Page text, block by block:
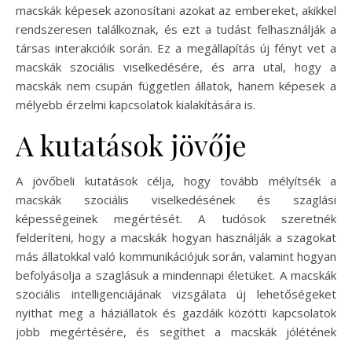
macskák képesek azonosítani azokat az embereket, akikkel
rendszeresen találkoznak, és ezt a tudást felhasználják a
társas interakcióik során. Ez a megállapítás új fényt vet a
macskák szociális viselkedésére, és arra utal, hogy a
macskák nem csupán független állatok, hanem képesek a
mélyebb érzelmi kapcsolatok kialakítására is.
A kutatások jövője
A jövőbeli kutatások célja, hogy tovább mélyítsék a
macskák szociális viselkedésének és szaglási
képességeinek megértését. A tudósok szeretnék
felderíteni, hogy a macskák hogyan használják a szagokat
más állatokkal való kommunikációjuk során, valamint hogyan
befolyásolja a szaglásuk a mindennapi életüket. A macskák
szociális intelligenciájának vizsgálata új lehetőségeket
nyithat meg a háziállatok és gazdáik közötti kapcsolatok
jobb megértésére, és segíthet a macskák jólétének